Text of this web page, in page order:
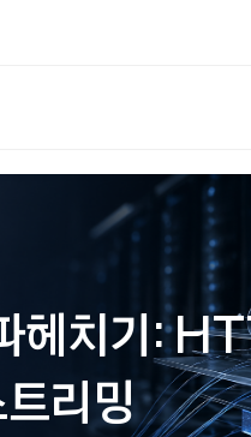
헤치기:
리밍